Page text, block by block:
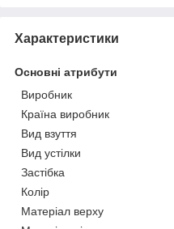
Характеристики
Основні атрибути
Виробник
Країна виробник
Вид взуття
Вид устілки
Застібка
Колір
Матеріал верху